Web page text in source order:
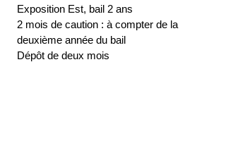
Exposition Est, bail 2 ans
2 mois de caution : à compter de la
deuxième année du bail
Dépôt de deux mois